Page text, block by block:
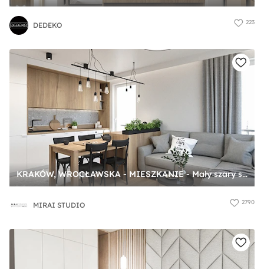
DEDEKO 223
KRAKÓW, WROCŁAWSKA - MIESZKANIE - Mały szary salon z kuchnią z jadalnią, styl nowoczesny - zdjęcie od MIRAI STUDIO
MIRAI STUDIO 2790